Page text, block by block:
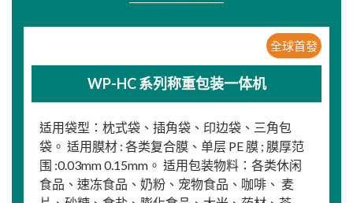
全球首發
WP-HC 系列称重包装一体机
适用袋型：枕式袋、插角袋、印边袋、三角包
袋。 适用膜材 : 各类复合膜、单层 PE 膜 ; 膜厚范
围 :0.03mm 0.15mm。 适用包装物料：各类休闲
食品、速冻食品、奶粉、宠物食品、咖啡、 麦